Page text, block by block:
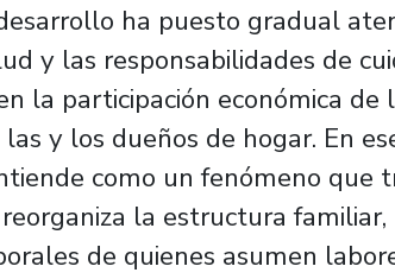
ha puesto gradual
y las responsabilidades de
la participación económica de
y los dueños de hogar. En
como un fenómeno que
la estructura familiar,
de quienes asumen